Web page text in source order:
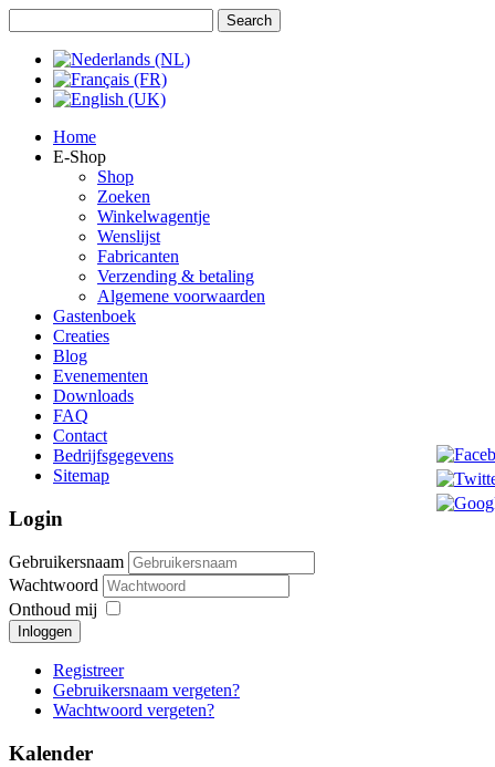
Home
E-Shop
Shop
Zoeken
Winkelwagentje
Wenslijst
Fabricanten
Verzending & betaling
Algemene voorwaarden
Gastenboek
Creaties
Blog
Evenementen
Downloads
FAQ
Contact
Bedrijfsgegevens
Sitemap
Login
Gebruikersnaam
Wachtwoord
Onthoud mij
Inloggen
Registreer
Gebruikersnaam vergeten?
Wachtwoord vergeten?
Kalender